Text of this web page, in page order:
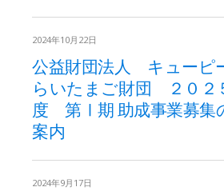
2024年10月22日
公益財団法人 キューピ
らいたまご財団 ２０２
度 第Ⅰ期 助成事業募集
案内
2024年9月17日